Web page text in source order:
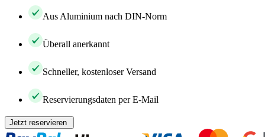
Aus Aluminium nach DIN-Norm
Überall anerkannt
Schneller, kostenloser Versand
Reservierungsdaten per E-Mail
Jetzt reservieren